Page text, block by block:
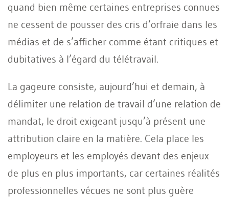
quand bien même certaines entreprises connues
ne cessent de pousser des cris d’orfraie dans les
médias et de s’afficher comme étant critiques et
dubitatives à l’égard du télétravail.
La gageure consiste, aujourd’hui et demain, à
délimiter une relation de travail d’une relation de
mandat, le droit exigeant jusqu’à présent une
attribution claire en la matière. Cela place les
employeurs et les employés devant des enjeux
de plus en plus importants, car certaines réalités
professionnelles vécues ne sont plus guère